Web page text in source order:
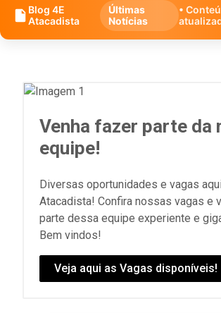
Blog 4E
Atacadista
Últimas
Notícias
•
Venha fazer parte da
equipe!
Diversas oportunidades e vagas
Atacadista! Confira nossas vagas e
parte dessa equipe experiente e
Bem vindos!
Veja aqui as Vagas disponíveis!